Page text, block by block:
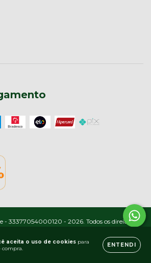
aceita o uso de cookies para
ENTENDI
- 33377054000120 - 2026. Todos os direitos